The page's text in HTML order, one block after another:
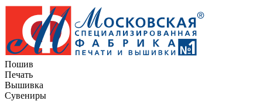
Пошив
Печать
Вышивка
Сувениры